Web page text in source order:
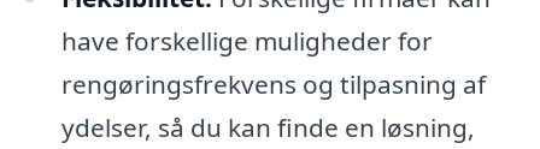
have forskellige muligheder for
rengøringsfrekvens og tilpasning af
ydelser, så du kan finde en løsning,